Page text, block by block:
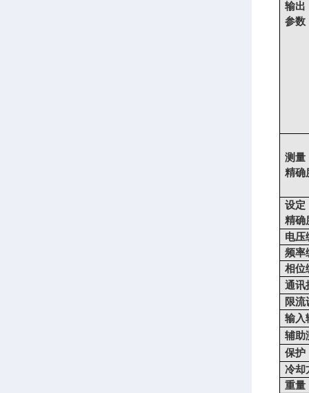
输出
参数
测量
精确
设定
精确
电压
频率
相位
通讯
限流
输入
辅助
保护
冷却
重量